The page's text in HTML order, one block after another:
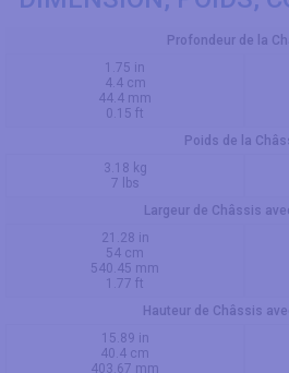
Profondeur de la
1.75 in
4.4 cm
44.4 mm
0.15 ft
Poids de la
3.18 kg
7 lbs
Largeur de Châssis
21.28 in
54 cm
540.45 mm
1.77 ft
Hauteur de Châssis
15.89 in
40.4 cm
403.67 mm